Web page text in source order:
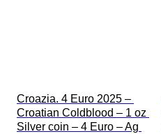
Croazia. 4 Euro 2025 –
Croatian Coldblood – 1 oz
Silver coin – 4 Euro – Ag